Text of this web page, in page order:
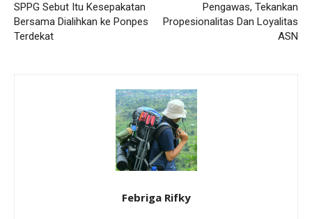
SPPG Sebut Itu Kesepakatan
Bersama Dialihkan ke Ponpes
Terdekat
Pengawas, Tekankan
Propesionalitas Dan Loyalitas
ASN
Febriga Rifky